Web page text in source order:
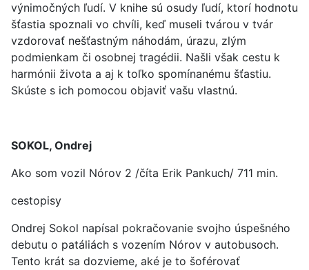
výnimočných ľudí. V knihe sú osudy ľudí, ktorí hodnotu
šťastia spoznali vo chvíli, keď museli tvárou v tvár
vzdorovať nešťastným náhodám, úrazu, zlým
podmienkam či osobnej tragédii. Našli však cestu k
harmónii života a aj k toľko spomínanému šťastiu.
Skúste s ich pomocou objaviť vašu vlastnú.
SOKOL, Ondrej
Ako som vozil Nórov 2 /číta Erik Pankuch/ 711 min.
cestopisy
Ondrej Sokol napísal pokračovanie svojho úspešného
debutu o patáliách s vozením Nórov v autobusoch.
Tento krát sa dozvieme, aké je to šoférovať